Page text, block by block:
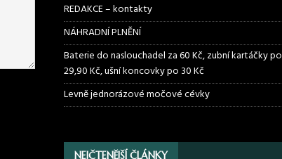
REDAKCE – kontakty
NÁHRADNÍ PLNĚNÍ
Baterie do naslouchadel za 60 Kč, zubní kartáčky po
29,90 Kč, ušní koncovky po 30 Kč
Levně jednorázové močové cévky
NEJČTENĚJŠÍ ČLÁNKY